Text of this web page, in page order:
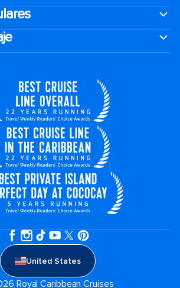
United States
Royal Caribbean Cruises